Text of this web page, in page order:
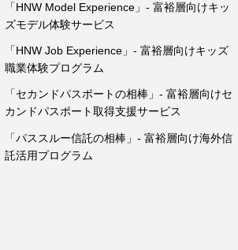
「HNW Model Experience」- 富裕層向けキッ
ズモデル体験サービス
「HNW Job Experience」- 富裕層向けキッズ
職業体験プログラム
「セカンドパスポートの相棒」- 富裕層向けセ
カンドパスポート取得支援サービス
「パススルー信託の相棒」- 富裕層向け海外信
託活用プログラム